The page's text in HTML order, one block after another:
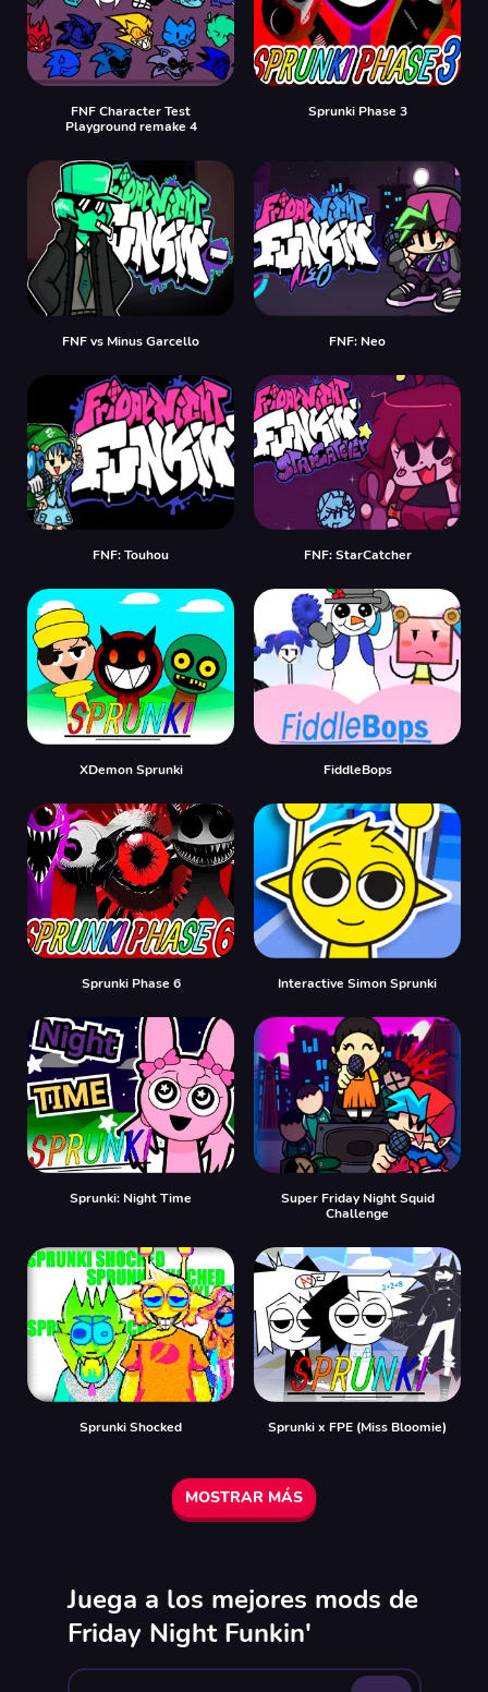
FNF Character Test
Playground remake 4
Sprunki Phase 3
FNF vs Minus Garcello FNF: Neo
FNF: Touhou FNF: StarCatcher
XDemon Sprunki FiddleBops
Sprunki Phase 6 Interactive Simon Sprunki
Sprunki: Night Time
Super Friday Night Squid
Challenge
Sprunki Shocked Sprunki x FPE (Miss Bloomie)
MOSTRAR MÁS
Juega a los mejores mods de
Friday Night Funkin'